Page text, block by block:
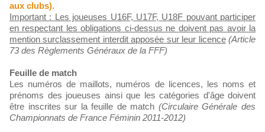
aux clubs).
Important : Les joueuses U16F, U17F, U18F pouvant participer
en respectant les obligations ci-dessus ne doivent pas avoir la
mention surclassement interdit apposée sur leur licence (Article
73 des Règlements Généraux de la FFF)
Feuille de match
Les numéros de maillots, numéros de licences, les noms et
prénoms des joueuses ainsi que les catégories d'âge doivent
être inscrites sur la feuille de match (Circulaire Générale des
Championnats de France Féminin 2011-2012)